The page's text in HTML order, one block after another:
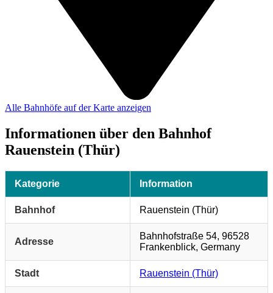
Alle Bahnhöfe auf der Karte anzeigen
Informationen über den Bahnhof
Rauenstein (Thür)
Kategorie Information
Bahnhof Rauenstein (Thür)
Adresse
Bahnhofstraße 54, 96528
Frankenblick, Germany
Stadt Rauenstein (Thür)